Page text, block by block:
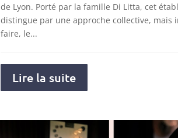
de Lyon. Porté par la famille Di Litta, cet
distingue par une approche collective, mais
faire, le...
Lire la suite